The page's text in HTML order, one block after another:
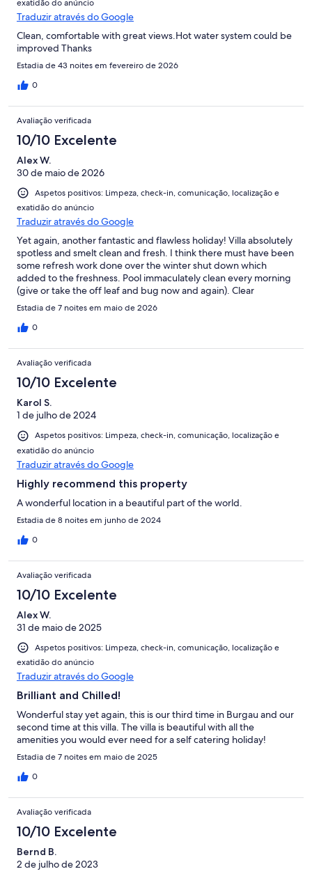
exatidão do anúncio
Traduzir através do Google
Clean, comfortable with great views.Hot water system could be
improved Thanks
Estadia de 43 noites em fevereiro de 2026
0
Avaliação verificada
10/10 Excelente
Alex W.
30 de maio de 2026
Aspetos positivos: Limpeza, check-in, comunicação, localização e
exatidão do anúncio
Traduzir através do Google
Yet again, another fantastic and flawless holiday! Villa absolutely
spotless and smelt clean and fresh. I think there must have been
some refresh work done over the winter shut down which
added to the freshness. Pool immaculately clean every morning
(give or take the off leaf and bug now and again). Clear
communication with our hosts, as always. Booked already for a
Estadia de 7 noites em maio de 2026
0
Avaliação verificada
10/10 Excelente
Karol S.
1 de julho de 2024
Aspetos positivos: Limpeza, check-in, comunicação, localização e
exatidão do anúncio
Traduzir através do Google
Highly recommend this property
A wonderful location in a beautiful part of the world.
Estadia de 8 noites em junho de 2024
0
Avaliação verificada
10/10 Excelente
Alex W.
31 de maio de 2025
Aspetos positivos: Limpeza, check-in, comunicação, localização e
exatidão do anúncio
Traduzir através do Google
Brilliant and Chilled!
Wonderful stay yet again, this is our third time in Burgau and our
second time at this villa. The villa is beautiful with all the
amenities you would ever need for a self catering holiday!
Estadia de 7 noites em maio de 2025
0
Avaliação verificada
10/10 Excelente
Bernd B.
2 de julho de 2023